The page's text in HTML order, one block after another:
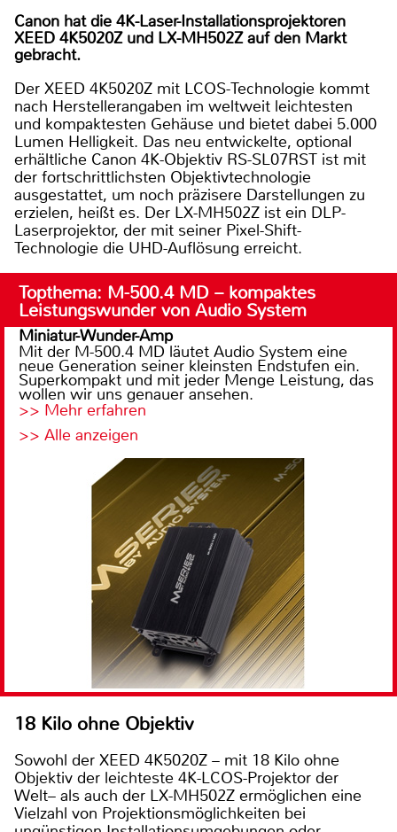
Canon hat die 4K-Laser-Installationsprojektoren
XEED 4K5020Z und LX-MH502Z auf den Markt
gebracht.
Der XEED 4K5020Z mit LCOS-Technologie kommt
nach Herstellerangaben im weltweit leichtesten
und kompaktesten Gehäuse und bietet dabei 5.000
Lumen Helligkeit. Das neu entwickelte, optional
erhältliche Canon 4K-Objektiv RS-SL07RST ist mit
der fortschrittlichsten Objektivtechnologie
ausgestattet, um noch präzisere Darstellungen zu
erzielen, heißt es. Der LX-MH502Z ist ein DLP-
Laserprojektor, der mit seiner Pixel-Shift-
Technologie die UHD-Auflösung erreicht.
Topthema: M-500.4 MD – kompaktes
Leistungswunder von Audio System
Miniatur-Wunder-Amp
Mit der M-500.4 MD läutet Audio System eine
neue Generation seiner kleinsten Endstufen ein.
Superkompakt und mit jeder Menge Leistung, das
wollen wir uns genauer ansehen.
>> Mehr erfahren
>> Alle anzeigen
18 Kilo ohne Objektiv
Sowohl der XEED 4K5020Z – mit 18 Kilo ohne
Objektiv der leichteste 4K-LCOS-Projektor der
Welt– als auch der LX-MH502Z ermöglichen eine
Vielzahl von Projektionsmöglichkeiten bei